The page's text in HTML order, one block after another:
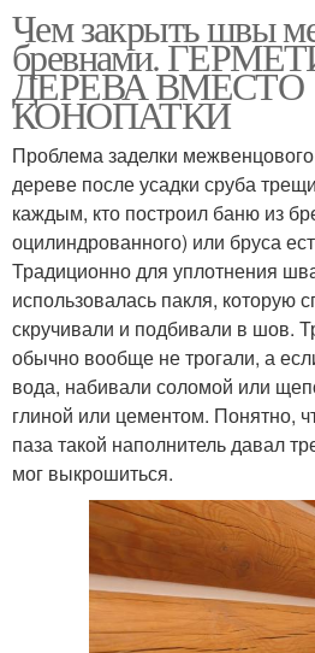
Чем закрыть швы
бревнами.
ДЕРЕВА ВМЕСТО
КОНОПАТКИ
Проблема заделки
дереве после усадки сруба
каждым, кто построил баню из
оцилиндрованного) или бруса
Традиционно для уплотнения
использовалась пакля, которую
скручивали и подбивали в шов.
обычно вообще не трогали, а
вода, набивали соломой или
глиной или цементом. Понятно,
паза такой наполнитель давал
мог выкрошиться.